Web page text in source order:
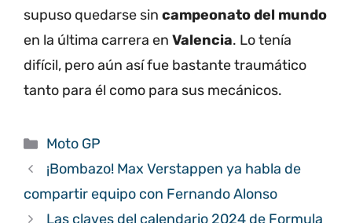
supuso quedarse sin campeonato del mundo
en la última carrera en Valencia. Lo tenía
difícil, pero aún así fue bastante traumático
tanto para él como para sus mecánicos.
Categorías
Moto GP
¡Bombazo! Max Verstappen ya habla de
compartir equipo con Fernando Alonso
Las claves del calendario 2024 de Formula